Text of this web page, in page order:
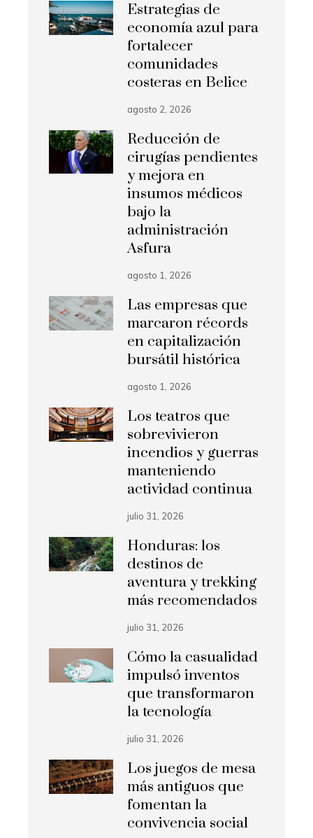
Estrategias de
economía azul para
fortalecer
comunidades
costeras en Belice
agosto 2, 2026
Reducción de
cirugías pendientes
y mejora en
insumos médicos
bajo la
administración
Asfura
agosto 1, 2026
Las empresas que
marcaron récords
en capitalización
bursátil histórica
agosto 1, 2026
Los teatros que
sobrevivieron
incendios y guerras
manteniendo
actividad continua
julio 31, 2026
Honduras: los
destinos de
aventura y trekking
más recomendados
julio 31, 2026
Cómo la casualidad
impulsó inventos
que transformaron
la tecnología
julio 31, 2026
Los juegos de mesa
más antiguos que
fomentan la
convivencia social